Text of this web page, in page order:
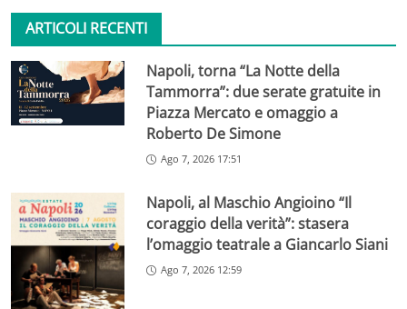
ARTICOLI RECENTI
Napoli, torna “La Notte della
Tammorra”: due serate gratuite in
Piazza Mercato e omaggio a
Roberto De Simone
Ago 7, 2026 17:51
Napoli, al Maschio Angioino “Il
coraggio della verità”: stasera
l’omaggio teatrale a Giancarlo Siani
Ago 7, 2026 12:59